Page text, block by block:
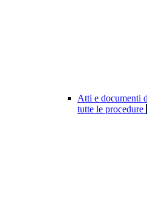
Atti e documenti
tutte le procedure